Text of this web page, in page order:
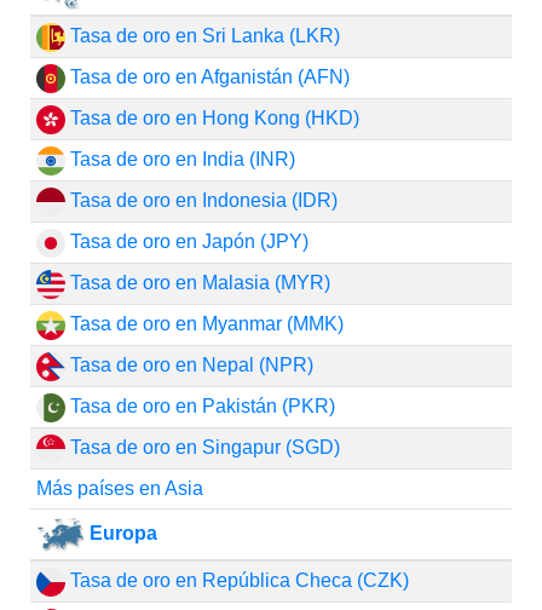
Tasa de oro en Sri Lanka (LKR)
Tasa de oro en Afganistán (AFN)
Tasa de oro en Hong Kong (HKD)
Tasa de oro en India (INR)
Tasa de oro en Indonesia (IDR)
Tasa de oro en Japón (JPY)
Tasa de oro en Malasia (MYR)
Tasa de oro en Myanmar (MMK)
Tasa de oro en Nepal (NPR)
Tasa de oro en Pakistán (PKR)
Tasa de oro en Singapur (SGD)
Más países en Asia
Europa
Tasa de oro en República Checa (CZK)